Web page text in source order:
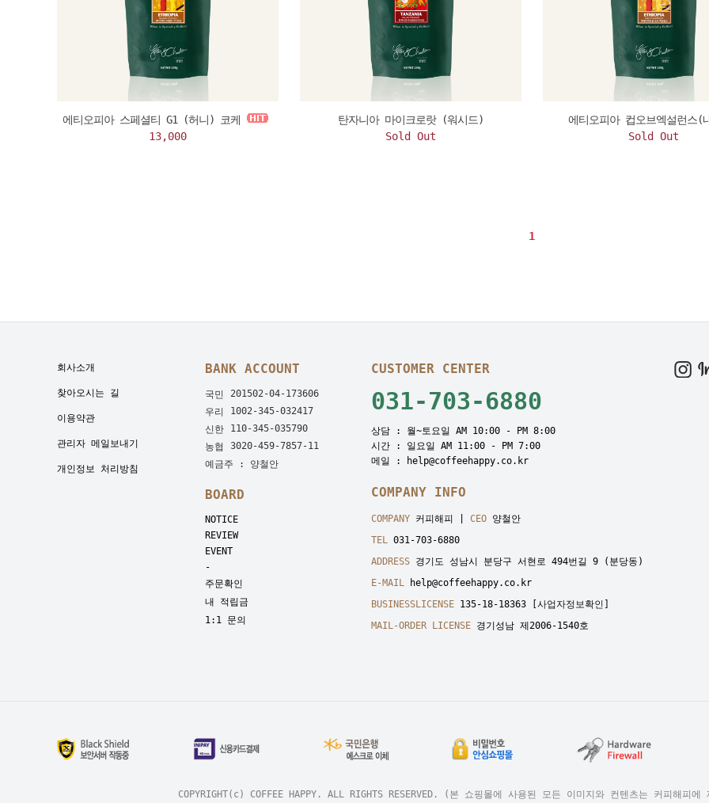
에티오피아 스페셜티 G1 (허니) 코케
13,000
탄자니아 마이크로랏 (워시드)
Sold Out
에티오피아 컵오브엑설런스(
Sold Out
1
회사소개
찾아오시는 길
이용약관
관리자 메일보내기
개인정보 처리방침
BANK ACCOUNT
국민
201502-04-173606
우리
1002-345-032417
신한
110-345-035790
농협
3020-459-7857-11
예금주 : 양철안
BOARD
NOTICE
REVIEW
EVENT
-
주문확인
내 적립금
1:1 문의
CUSTOMER CENTER
031-703-6880
상담 : 월~토요일 AM 10:00 - PM 8:00
시간 : 일요일 AM 11:00 - PM 7:00
메일 : help@coffeehappy.co.kr
COMPANY INFO
COMPANY 커피해피 | CEO 양철안
TEL 031-703-6880
ADDRESS 경기도 성남시 분당구 서현로 494번길 9 (분당동)
E-MAIL help@coffeehappy.co.kr
BUSINESSLICENSE 135-18-18363
[사업자정보확인]
MAIL-ORDER LICENSE 경기성남 제2006-1540호
COPYRIGHT(c) COFFEE HAPPY. ALL RIGHTS RESERVED. (본 쇼핑몰에 사용된 모든 이미지와 컨텐츠는 커피해피